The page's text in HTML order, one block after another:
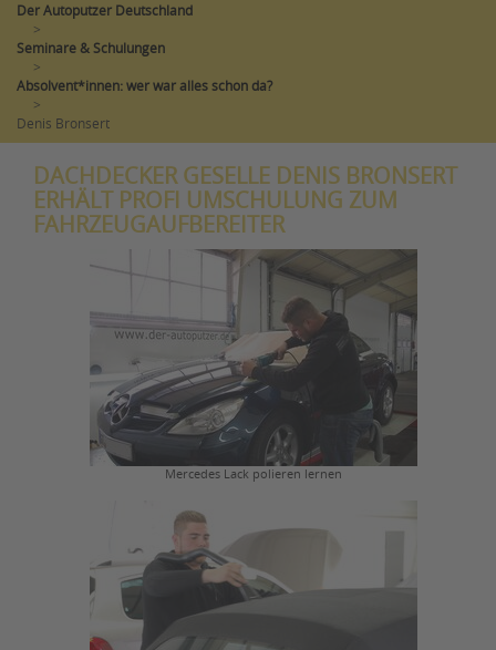
Der Autoputzer Deutschland
>
Seminare & Schulungen
>
Absolvent*innen: wer war alles schon da?
>
Denis Bronsert
DACHDECKER GESELLE DENIS BRONSERT
ERHÄLT PROFI UMSCHULUNG ZUM
FAHRZEUGAUFBEREITER
Mercedes Lack polieren lernen